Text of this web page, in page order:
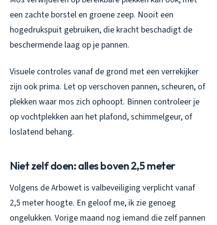
een zachte borstel en groene zeep. Nooit een
hogedrukspuit gebruiken, die kracht beschadigt de
beschermende laag op je pannen.
Visuele controles vanaf de grond met een verrekijker
zijn ook prima. Let op verschoven pannen, scheuren, of
plekken waar mos zich ophoopt. Binnen controleer je
op vochtplekken aan het plafond, schimmelgeur, of
loslatend behang.
Niet zelf doen: alles boven 2,5 meter
Volgens de Arbowet is valbeveiliging verplicht vanaf
2,5 meter hoogte. En geloof me, ik zie genoeg
ongelukken. Vorige maand nog iemand die zelf pannen